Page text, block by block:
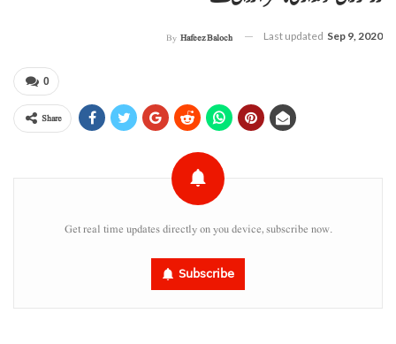
By Hafeez Baloch Last updated Sep 9, 2020
0
Share
Get real time updates directly on you device, subscribe now.
Subscribe